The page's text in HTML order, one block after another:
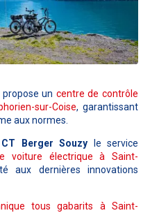
un centre de contrôle
sur-Coise, garantissant
aux normes.
CT Berger Souzy le service
voiture électrique à Saint-
aux dernières innovations
tous gabarits à Saint-